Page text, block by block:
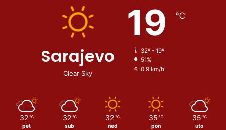
Sarajevo
Clear Sky
19 ℃
32º - 19º
51%
0.9 km/h
32 ℃
pet
32 ℃
sub
32 ℃
ned
35 ℃
pon
35 ℃
uto